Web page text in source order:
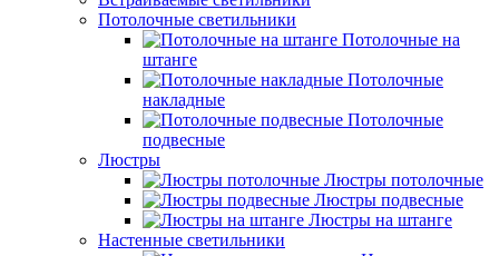
Потолочные светильники
Потолочные на
штанге
Потолочные
накладные
Потолочные
подвесные
Люстры
Люстры потолочные
Люстры подвесные
Люстры на штанге
Настенные светильники